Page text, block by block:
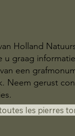
Holland
u graag
een
Neem gerust
les pierres